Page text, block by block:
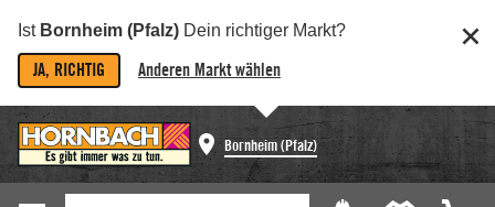
Ist Bornheim (Pfalz) Dein richtiger Markt?
JA, RICHTIG Anderen Markt wählen
Bornheim (Pfalz)